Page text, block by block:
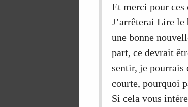
Et merci pour
J’arrêterai Lire
une bonne
part, ce devrait
sentir, je pourrais
courte, pourquoi
Si cela vous